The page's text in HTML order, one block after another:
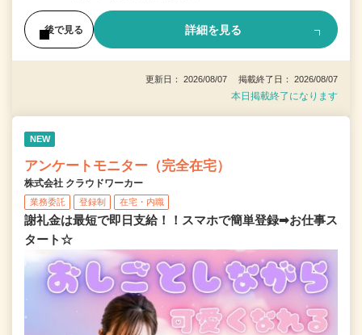
後で見る 詳細を見る
更新日： 2026/08/07 掲載終了日： 2026/08/07
本日掲載終了になります
NEW
アンケートモニター（完全在宅）
株式会社 クラウドワーカー
業務委託 登録制 在宅・内職
謝礼金は最短で即日支給！！スマホで簡単登録➡お仕事ス
タート☆